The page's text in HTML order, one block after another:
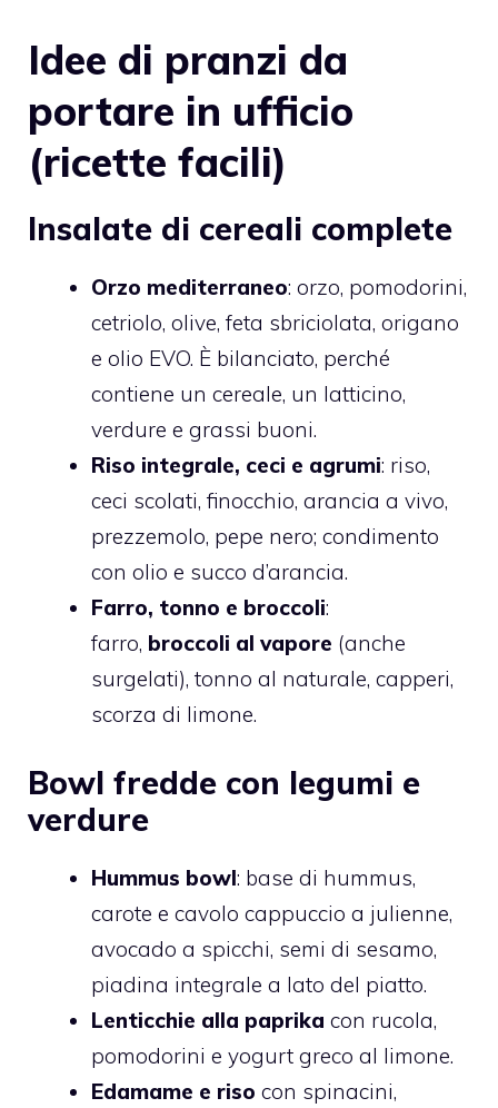
Idee di pranzi da
portare in ufficio
(ricette facili)
Insalate di cereali complete
Orzo mediterraneo: orzo, pomodorini,
cetriolo, olive, feta sbriciolata, origano
e olio EVO. È bilanciato, perché
contiene un cereale, un latticino,
verdure e grassi buoni.
Riso integrale, ceci e agrumi: riso,
ceci scolati, finocchio, arancia a vivo,
prezzemolo, pepe nero; condimento
con olio e succo d’arancia.
Farro, tonno e broccoli:
farro, broccoli al vapore (anche
surgelati), tonno al naturale, capperi,
scorza di limone.
Bowl fredde con legumi e
verdure
Hummus bowl: base di hummus,
carote e cavolo cappuccio a julienne,
avocado a spicchi, semi di sesamo,
piadina integrale a lato del piatto.
Lenticchie alla paprika con rucola,
pomodorini e yogurt greco al limone.
Edamame e riso con spinacini,